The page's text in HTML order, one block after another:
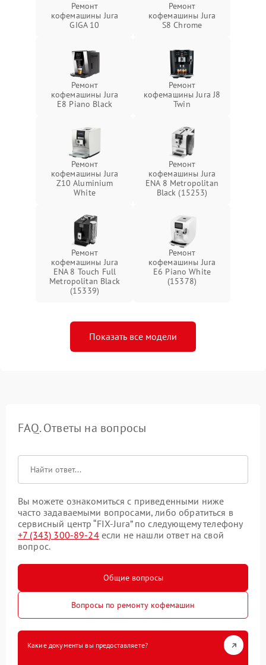
Ремонт
кофемашины Jura
GIGA 10
Ремонт
кофемашины Jura
S8 Chrome
Ремонт
кофемашины Jura
E8 Piano Black
Ремонт
кофемашины Jura J8
Twin
Ремонт
кофемашины Jura
Z10 Aluminium
White
Ремонт
кофемашины Jura
ENA 8 Metropolitan
Black (15253)
Ремонт
кофемашины Jura
ENA 8 Touch Full
Metropolitan Black
(15339)
Ремонт
кофемашины Jura
E6 Piano White
(15378)
Показать все модели
FAQ. Ответы на вопросы
Вы можете ознакомиться с приведенными ниже
часто задаваемыми вопросами, либо обратиться в
сервисный центр “FIX-Jura” по следующему телефону
+7 (343) 300-89-24если не нашли ответ на свой
вопрос.
Общие вопросы
Вопросы по ремонту кофемашин
Какие документы вы предоставляете?